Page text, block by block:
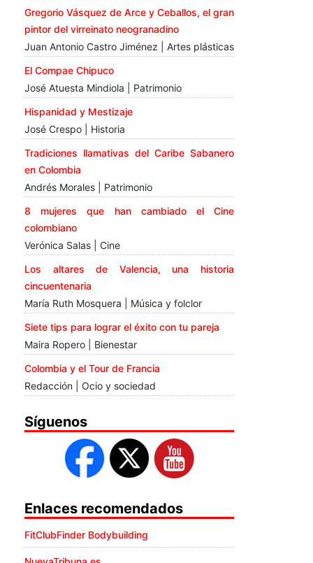
Gregorio Vásquez de Arce y Ceballos, el gran
pintor del virreinato neogranadino
Juan Antonio Castro Jiménez | Artes plásticas
El Compae Chipuco
José Atuesta Mindiola | Patrimonio
Hispanidad y Mestizaje
José Crespo | Historia
Tradiciones llamativas del Caribe Sabanero
en Colombia
Andrés Morales | Patrimonio
8 mujeres que han cambiado el Cine
colombiano
Verónica Salas | Cine
Los altares de Valencia, una historia
cincuentenaria
María Ruth Mosquera | Música y folclor
Siete tips para lograr el éxito con tu pareja
Maira Ropero | Bienestar
Colombia y el Tour de Francia
Redacción | Ocio y sociedad
Síguenos
Enlaces recomendados
FitClubFinder Bodybuilding